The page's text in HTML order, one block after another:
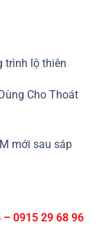
trình lộ thiên
Cho Thoát
mới sau sáp
0915 29 68 96